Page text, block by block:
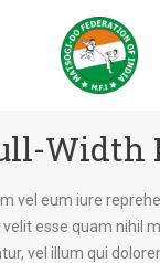
Width
vel eum iure
esse quam nihil
vel illum qui